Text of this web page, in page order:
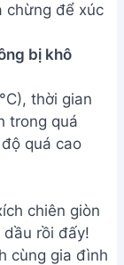
chừng để xúc
bị khô
thời gian
trong quá
quá cao
chiên giòn
rồi đấy!
cùng gia đình